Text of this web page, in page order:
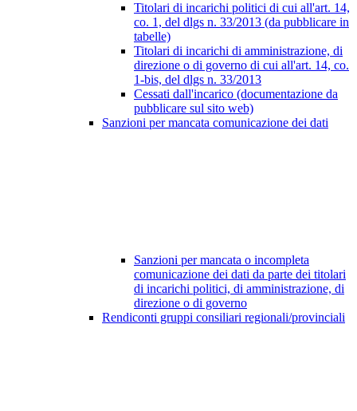
Titolari di incarichi politici di cui all'art. 14,
co. 1, del dlgs n. 33/2013 (da pubblicare in
tabelle)
Titolari di incarichi di amministrazione, di
direzione o di governo di cui all'art. 14, co.
1-bis, del dlgs n. 33/2013
Cessati dall'incarico (documentazione da
pubblicare sul sito web)
Sanzioni per mancata comunicazione dei dati
Sanzioni per mancata o incompleta
comunicazione dei dati da parte dei titolari
di incarichi politici, di amministrazione, di
direzione o di governo
Rendiconti gruppi consiliari regionali/provinciali